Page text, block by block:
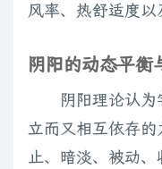
风率、热舒适度以
阴阳的动态平衡
阴阳理论认
立而又相互依存
止、暗淡、被动